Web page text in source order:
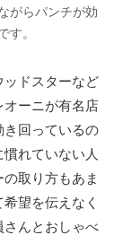
がらパンチが効
す。
ッドスターなど
ーニが有名店
き回っているの
れていない人
取り方もあま
望を伝えなく
んとおしゃべ